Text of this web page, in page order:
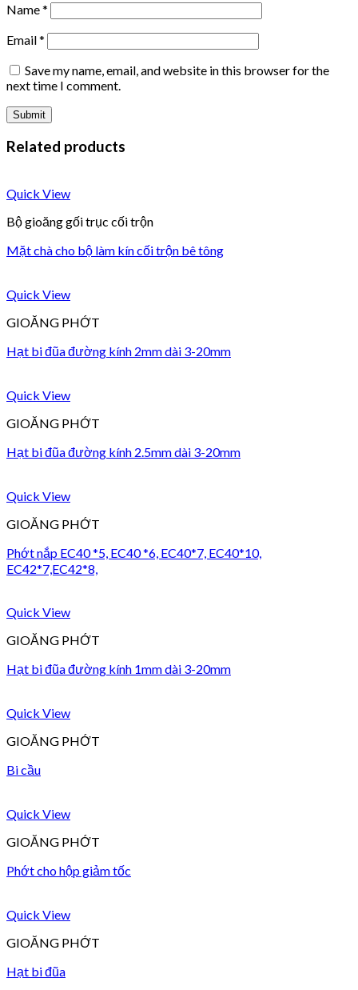
Name*
Email*
Save my name, email, and website in this browser for the
next time I comment.
Related products
Quick View
Bộ gioăng gối trục cối trộn
Mặt chà cho bộ làm kín cối trộn bê tông
Quick View
GIOĂNG PHỚT
Hạt bi đũa đường kính 2mm dài 3-20mm
Quick View
GIOĂNG PHỚT
Hạt bi đũa đường kính 2.5mm dài 3-20mm
Quick View
GIOĂNG PHỚT
Phớt nắp EC40 *5, EC40 *6, EC40*7, EC40*10,
EC42*7,EC42*8,
Quick View
GIOĂNG PHỚT
Hạt bi đũa đường kính 1mm dài 3-20mm
Quick View
GIOĂNG PHỚT
Bi cầu
Quick View
GIOĂNG PHỚT
Phớt cho hộp giảm tốc
Quick View
GIOĂNG PHỚT
Hạt bi đũa